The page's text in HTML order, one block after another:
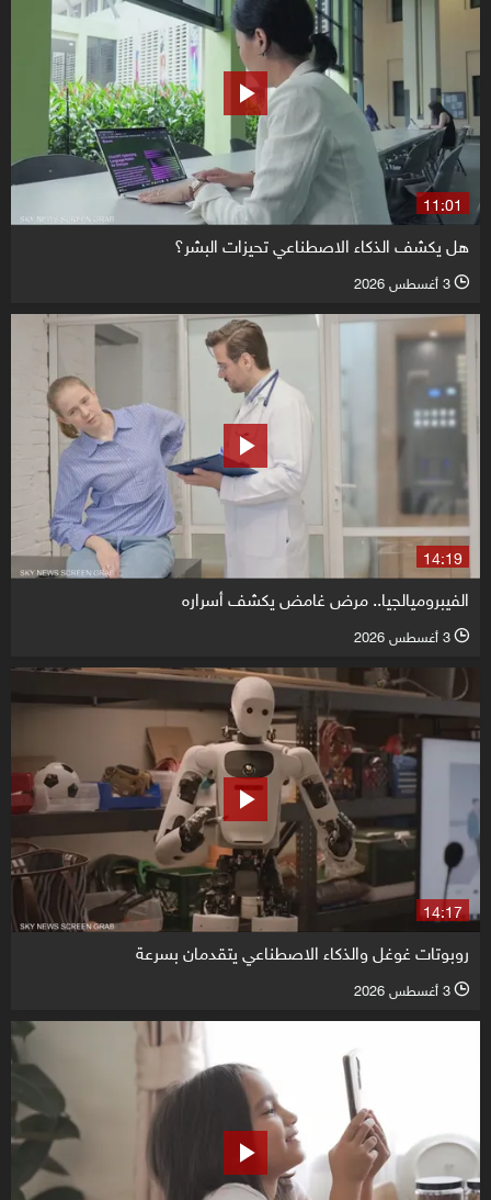
11:01
هل يكشف الذكاء الاصطناعي تحيزات البشر؟
l 3 أغسطس 2026
14:19
الفيبروميالجيا.. مرض غامض يكشف أسراره
l 3 أغسطس 2026
14:17
روبوتات غوغل والذكاء الاصطناعي يتقدمان بسرعة
l 3 أغسطس 2026